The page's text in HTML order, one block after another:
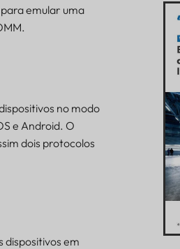
emular uma
no modo
e Android. O
dois protocolos
dispositivos em